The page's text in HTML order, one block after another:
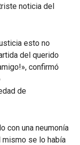
noticia del
esto no
del querido
confirmó
de
con una neumonía
mismo se lo había